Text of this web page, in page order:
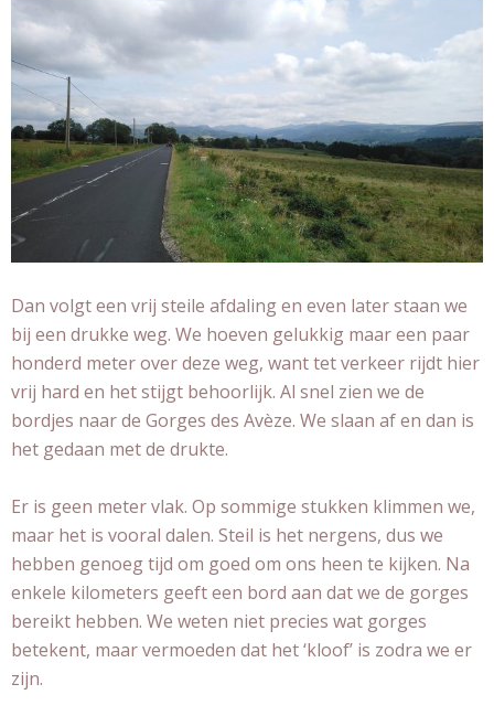
Dan volgt een vrij steile afdaling en even later staan we
bij een drukke weg. We hoeven gelukkig maar een paar
honderd meter over deze weg, want tet verkeer rijdt hier
vrij hard en het stijgt behoorlijk. Al snel zien we de
bordjes naar de Gorges des Avèze. We slaan af en dan is
het gedaan met de drukte.
Er is geen meter vlak. Op sommige stukken klimmen we,
maar het is vooral dalen. Steil is het nergens, dus we
hebben genoeg tijd om goed om ons heen te kijken. Na
enkele kilometers geeft een bord aan dat we de gorges
bereikt hebben. We weten niet precies wat gorges
betekent, maar vermoeden dat het ‘kloof’ is zodra we er
zijn.